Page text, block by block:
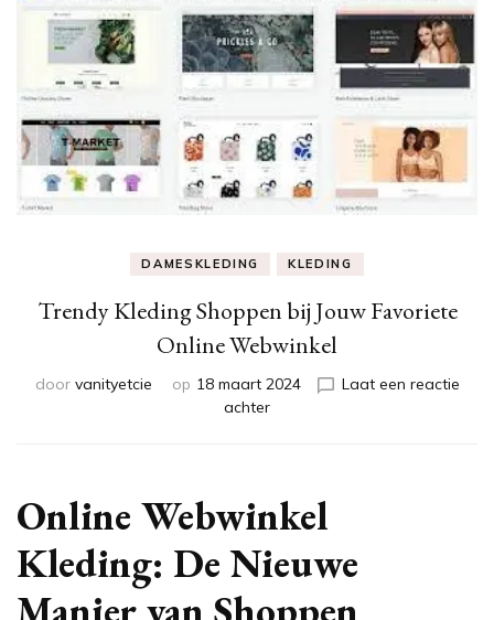
DAMESKLEDING KLEDING
Trendy Kleding Shoppen bij Jouw Favoriete
Online Webwinkel
door vanityetcie op 18 maart 2024
Laat een reactie
achterop
bij
Jouw
Online
Online Webwinkel
Kleding: De Nieuwe